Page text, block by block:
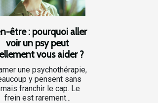
être : pourquoi aller
voir un psy peut
vous aider ?
une psychothérapie,
y pensent sans
franchir le cap. Le
frein est rarement...